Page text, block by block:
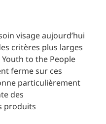
visage aujourd’hui
critères plus larges
to the People
ferme sur ces
particulièrement
des
produits